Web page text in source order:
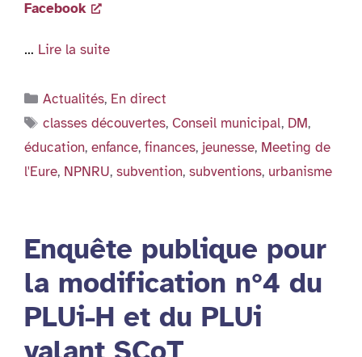
Facebook
… Lire la suite
Catégories
Actualités, En direct
Étiquettes
classes découvertes, Conseil municipal, DM,
éducation, enfance, finances, jeunesse, Meeting de
l'Eure, NPNRU, subvention, subventions, urbanisme
Enquête publique pour
la modification n°4 du
PLUi-H et du PLUi